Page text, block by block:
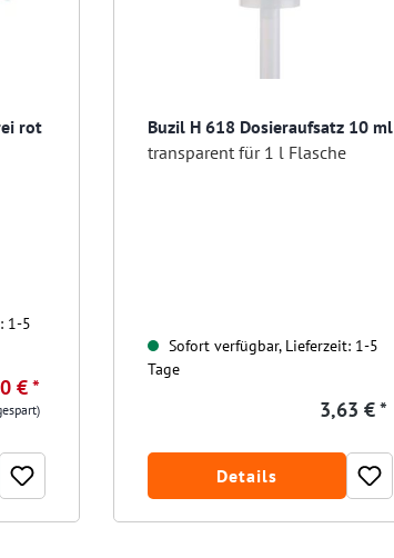
rot
1-5
€ *
Buzil H 618 Dosieraufsatz 10 ml
transparent für 1 l Flasche
Sofort verfügbar, Lieferzeit: 1-5
Tage
3,63 € *
Details